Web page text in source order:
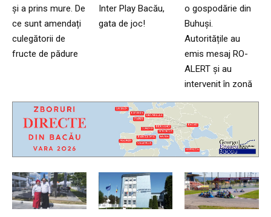
și a prins mure. De
ce sunt amendați
culegătorii de
fructe de pădure
Inter Play Bacău,
gata de joc!
o gospodărie din
Buhuși.
Autoritățile au
emis mesaj RO-
ALERT și au
intervenit în zonă